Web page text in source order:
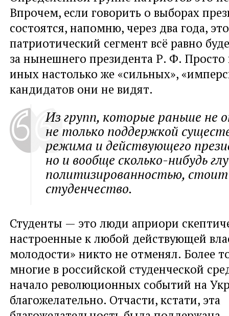
Впрочем, если говорить о выборах
состоятся, напомню, через два года,
патриотический сегмент всё равно
за нынешнего президента Р. Ф. Просто
иных настолько же «сильных»,
кандидатов они не видят.
Из групп, которые раньше не
не только поддержкой
режима и действующего
но и вообще сколько-нибудь
политизированностью,
студенчество.
Студенты — это люди априори
настроенные к любой действующей
молодости» никто не отменял. Более
многие в российской студенческой
начало революционных событий на
благожелательно. Отчасти, кстати, эта